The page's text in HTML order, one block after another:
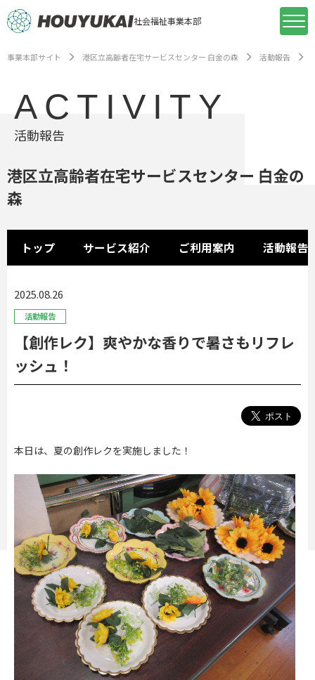
社会福祉事業本部
事業本部サイト 港区立高齢者在宅サービスセンター 白金の森 活動報告
ACTIVITY
活動報告
港区立高齢者在宅サービスセンター 白金の
森
トップ サービス紹介 ご利用案内 活動報告
2025.08.26
活動報告
【創作レク】爽やかな香りで暑さもリフレ
ッシュ！
本日は、夏の創作レクを実施しました！